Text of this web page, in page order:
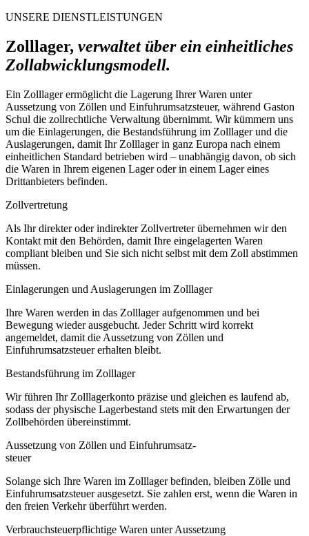
UNSERE DIENSTLEISTUNGEN
Zolllager, verwaltet über ein einheitliches
Zollabwicklungsmodell.
Ein Zolllager ermöglicht die Lagerung Ihrer Waren unter
Aussetzung von Zöllen und Einfuhrumsatzsteuer, während Gaston
Schul die zollrechtliche Verwaltung übernimmt. Wir kümmern uns
um die Einlagerungen, die Bestandsführung im Zolllager und die
Auslagerungen, damit Ihr Zolllager in ganz Europa nach einem
einheitlichen Standard betrieben wird – unabhängig davon, ob sich
die Waren in Ihrem eigenen Lager oder in einem Lager eines
Drittanbieters befinden.
Zollvertretung
Als Ihr direkter oder indirekter Zollvertreter übernehmen wir den
Kontakt mit den Behörden, damit Ihre eingelagerten Waren
compliant bleiben und Sie sich nicht selbst mit dem Zoll abstimmen
müssen.
Einlagerungen und Auslagerungen im Zolllager
Ihre Waren werden in das Zolllager aufgenommen und bei
Bewegung wieder ausgebucht. Jeder Schritt wird korrekt
angemeldet, damit die Aussetzung von Zöllen und
Einfuhrumsatzsteuer erhalten bleibt.
Bestandsführung im Zolllager
Wir führen Ihr Zolllagerkonto präzise und gleichen es laufend ab,
sodass der physische Lagerbestand stets mit den Erwartungen der
Zollbehörden übereinstimmt.
Aussetzung von Zöllen und Einfuhrumsatz-
steuer
Solange sich Ihre Waren im Zolllager befinden, bleiben Zölle und
Einfuhrumsatzsteuer ausgesetzt. Sie zahlen erst, wenn die Waren in
den freien Verkehr überführt werden.
Verbrauchsteuerpflichtige Waren unter Aussetzung